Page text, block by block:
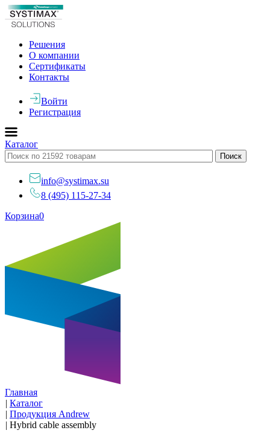
Решения
О компании
Сертификаты
Контакты
Войти
Регистрация
Каталог
info@systimax.su
8 (495) 115-27-34
Корзина0
Главная
| Каталог
| Продукция Andrew
| Hybrid cable assembly